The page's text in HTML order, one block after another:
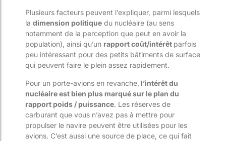
Plusieurs facteurs peuvent l’expliquer, parmi lesquels
la dimension politique du nucléaire (au sens
notamment de la perception que peut en avoir la
population), ainsi qu’un rapport coût/intérêt parfois
peu intéressant pour des petits bâtiments de surface
qui peuvent faire le plein assez rapidement.
Pour un porte-avions en revanche, l’intérêt du
nucléaire est bien plus marqué sur le plan du
rapport poids / puissance. Les réserves de
carburant que vous n’avez pas à mettre pour
propulser le navire peuvent être utilisées pour les
avions. C’est aussi une source de place, ce qui fait